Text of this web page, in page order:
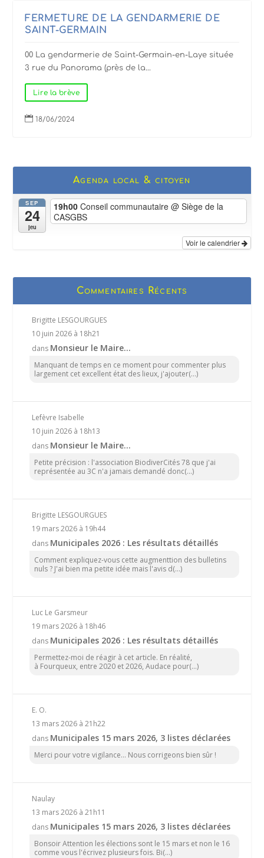
FERMETURE DE LA GENDARMERIE DE
SAINT-GERMAIN
00 La gendarmerie de Saint-Germain-en-Laye située
3 rue du Panorama (près de la...
Lire la brève
 18/06/2024
Agenda local & citoyen
SEP
24
jeu
19h00Conseil communautaire@ Siège de la
CASGBS
Voir le calendrier
Commentaires Récents
Brigitte LESGOURGUES
10 juin 2026 à 18h21
dans Monsieur le Maire…
Manquant de temps en ce moment pour commenter plus
largement cet excellent état des lieux, j'ajouter(...)
Lefèvre Isabelle
10 juin 2026 à 18h13
dans Monsieur le Maire…
Petite précision : l'association BiodiverCités 78 que j'ai
représentée au 3C n'a jamais demandé donc(...)
Brigitte LESGOURGUES
19 mars 2026 à 19h44
dans Municipales 2026 : Les résultats détaillés
Comment expliquez-vous cette augmenttion des bulletins
nuls ? J'ai bien ma petite idée mais l'avis d(...)
Luc Le Garsmeur
19 mars 2026 à 18h46
dans Municipales 2026 : Les résultats détaillés
Permettez-moi de réagir à cet article. En réalité,
à Fourqueux, entre 2020 et 2026, Audace pour(...)
E. O.
13 mars 2026 à 21h22
dans Municipales 15 mars 2026, 3 listes déclarées
Merci pour votre vigilance... Nous corrigeons bien sûr !
Naulay
13 mars 2026 à 21h11
dans Municipales 15 mars 2026, 3 listes déclarées
Bonsoir Attention les élections sont le 15 mars et non le 16
comme vous l'écrivez plusieurs fois. Bi(...)